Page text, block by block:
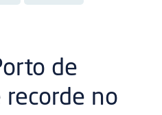
de
recorde no